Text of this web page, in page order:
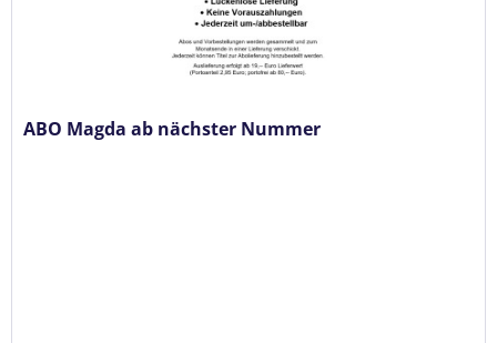
ABO Magda ab nächster Nummer